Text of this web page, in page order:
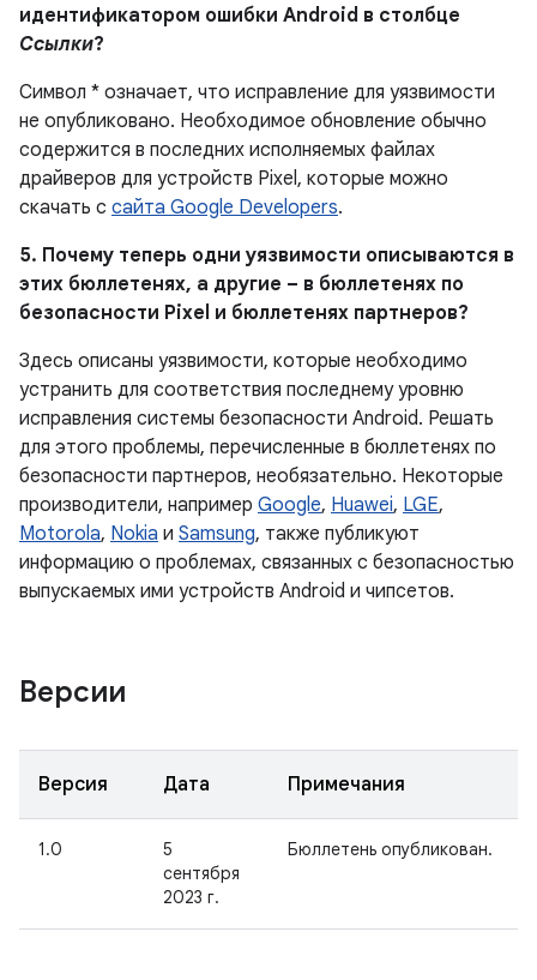
идентификатором ошибки Android в столбце
Ссылки?
Символ * означает, что исправление для уязвимости
не опубликовано. Необходимое обновление обычно
содержится в последних исполняемых файлах
драйверов для устройств Pixel, которые можно
скачать с сайта Google Developers.
5. Почему теперь одни уязвимости описываются в
этих бюллетенях, а другие – в бюллетенях по
безопасности Pixel и бюллетенях партнеров?
Здесь описаны уязвимости, которые необходимо
устранить для соответствия последнему уровню
исправления системы безопасности Android. Решать
для этого проблемы, перечисленные в бюллетенях по
безопасности партнеров, необязательно. Некоторые
производители, например Google, Huawei, LGE,
Motorola, Nokia и Samsung, также публикуют
информацию о проблемах, связанных с безопасностью
выпускаемых ими устройств Android и чипсетов.
Версии
Версия Дата Примечания
1.0
5
сентября
2023 г.
Бюллетень опубликован.